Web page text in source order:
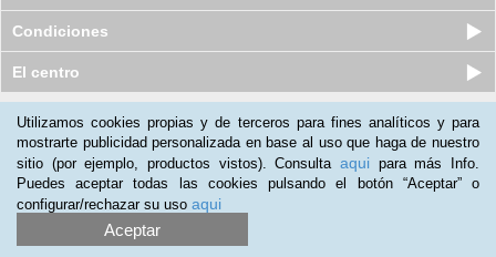
Condiciones
El centro
Nuestros clientes opinan:
Lorena Plaza
(05-05-2019)
Excelente curso y formación.
Utilizamos cookies propias y de terceros para fines analíticos y para
mostrarte publicidad personalizada en base al uso que haga de nuestro
sitio (por ejemplo, productos vistos). Consulta aqui para más Info.
Puedes aceptar todas las cookies pulsando el botón “Aceptar” o
configurar/rechazar su uso aqui
Aceptar